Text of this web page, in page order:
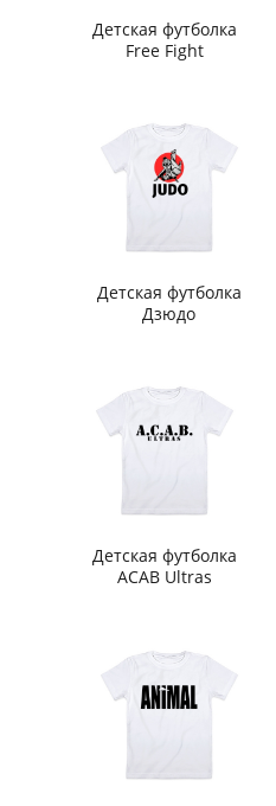
Детская футболка
Free Fight
Детская футболка
Дзюдо
Детская футболка
ACAB Ultras